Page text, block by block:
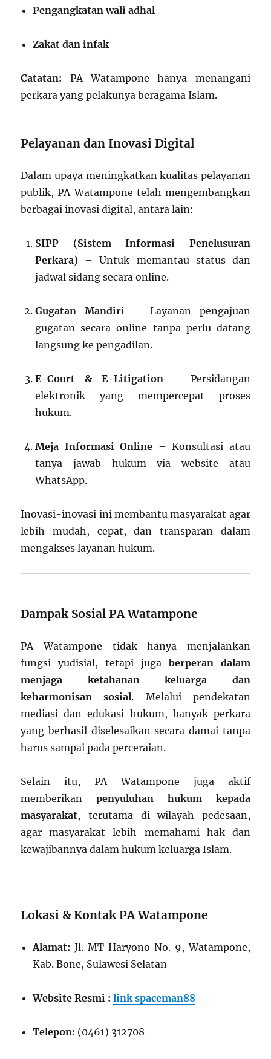
Pengangkatan wali adhal
Zakat dan infak
Catatan: PA Watampone hanya menangani
perkara yang pelakunya beragama Islam.
Pelayanan dan Inovasi Digital
Dalam upaya meningkatkan kualitas pelayanan
publik, PA Watampone telah mengembangkan
berbagai inovasi digital, antara lain:
SIPP (Sistem Informasi Penelusuran
Perkara) – Untuk memantau status dan
jadwal sidang secara online.
Gugatan Mandiri – Layanan pengajuan
gugatan secara online tanpa perlu datang
langsung ke pengadilan.
E-Court & E-Litigation – Persidangan
elektronik yang mempercepat proses
hukum.
Meja Informasi Online – Konsultasi atau
tanya jawab hukum via website atau
WhatsApp.
Inovasi-inovasi ini membantu masyarakat agar
lebih mudah, cepat, dan transparan dalam
mengakses layanan hukum.
Dampak Sosial PA Watampone
PA Watampone tidak hanya menjalankan
fungsi yudisial, tetapi juga berperan dalam
menjaga ketahanan keluarga dan
keharmonisan sosial. Melalui pendekatan
mediasi dan edukasi hukum, banyak perkara
yang berhasil diselesaikan secara damai tanpa
harus sampai pada perceraian.
Selain itu, PA Watampone juga aktif
memberikanpenyuluhan hukum kepada
masyarakat, terutama di wilayah pedesaan,
agar masyarakat lebih memahami hak dan
kewajibannya dalam hukum keluarga Islam.
Lokasi & Kontak PA Watampone
Alamat: Jl. MT Haryono No. 9, Watampone,
Kab. Bone, Sulawesi Selatan
Website Resmi :link spaceman88
Telepon: (0461) 312708